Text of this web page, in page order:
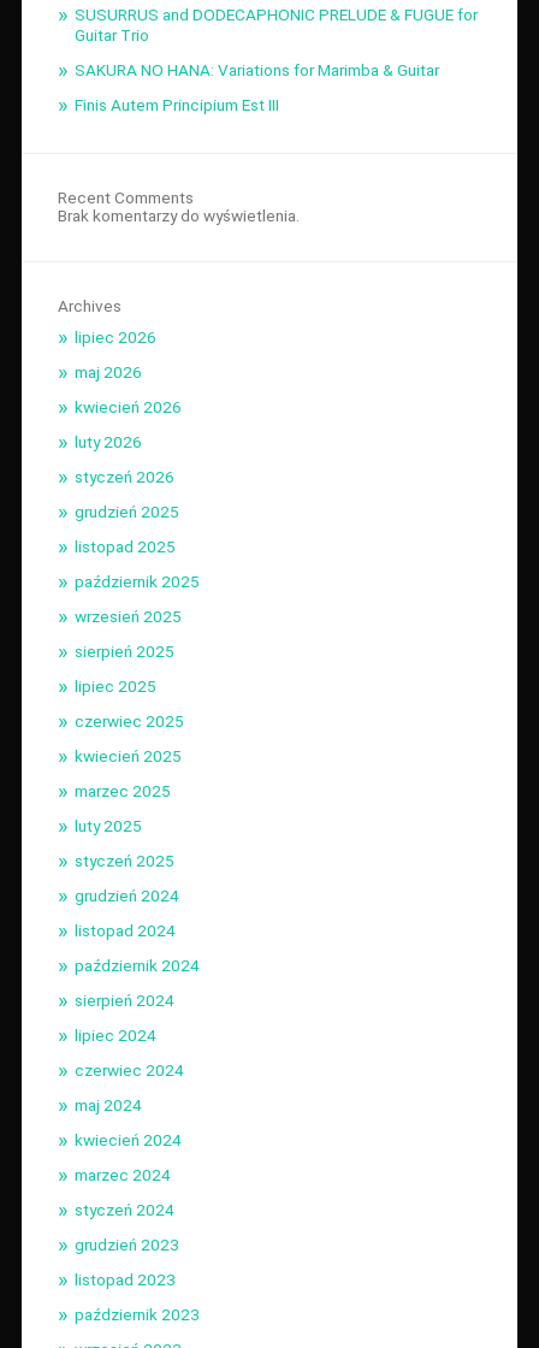
SUSURRUS and DODECAPHONIC PRELUDE & FUGUE for
Guitar Trio
SAKURA NO HANA: Variations for Marimba & Guitar
Finis Autem Principium Est III
Recent Comments
Brak komentarzy do wyświetlenia.
Archives
lipiec 2026
maj 2026
kwiecień 2026
luty 2026
styczeń 2026
grudzień 2025
listopad 2025
październik 2025
wrzesień 2025
sierpień 2025
lipiec 2025
czerwiec 2025
kwiecień 2025
marzec 2025
luty 2025
styczeń 2025
grudzień 2024
listopad 2024
październik 2024
sierpień 2024
lipiec 2024
czerwiec 2024
maj 2024
kwiecień 2024
marzec 2024
styczeń 2024
grudzień 2023
listopad 2023
październik 2023